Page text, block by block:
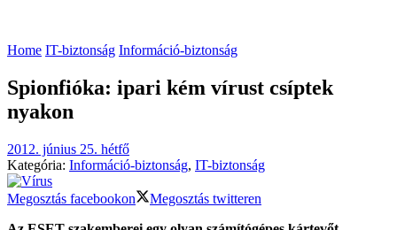
Home IT-biztonság Információ-biztonság
Spionfióka: ipari kém vírust csíptek
nyakon
2012. június 25. hétfő
Kategória: Információ-biztonság, IT-biztonság
Megosztás facebookon
Megosztás twitteren